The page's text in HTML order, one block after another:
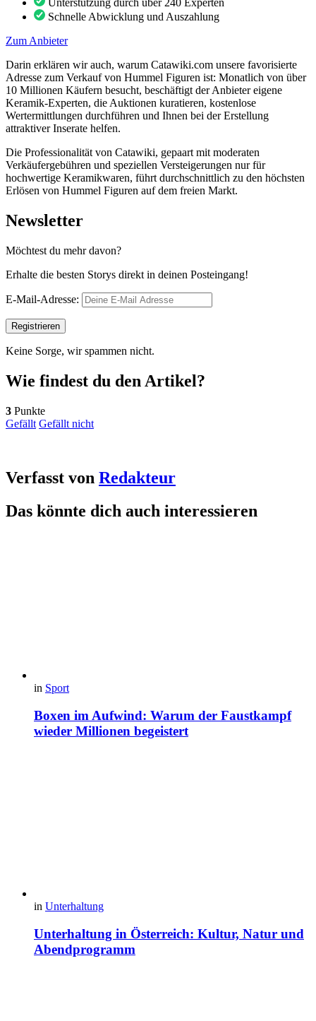
Unterstützung durch über 240 Experten
Schnelle Abwicklung und Auszahlung
Zum Anbieter
Darin erklären wir auch, warum Catawiki.com unsere favorisierte
Adresse zum Verkauf von Hummel Figuren ist: Monatlich von über
10 Millionen Käufern besucht, beschäftigt der Anbieter eigene
Keramik-Experten, die Auktionen kuratieren, kostenlose
Wertermittlungen durchführen und Ihnen bei der Erstellung
attraktiver Inserate helfen.
Die Professionalität von Catawiki, gepaart mit moderaten
Verkäufergebühren und speziellen Versteigerungen nur für
hochwertige Keramikwaren, führt durchschnittlich zu den höchsten
Erlösen von Hummel Figuren auf dem freien Markt.
Newsletter
Möchtest du mehr davon?
Erhalte die besten Storys direkt in deinen Posteingang!
E-Mail-Adresse:
Keine Sorge, wir spammen nicht.
Wie findest du den Artikel?
3 Punkte
Gefällt Gefällt nicht
Verfasst von Redakteur
Das könnte dich auch interessieren
in Sport
Boxen im Aufwind: Warum der Faustkampf
wieder Millionen begeistert
in Unterhaltung
Unterhaltung in Österreich: Kultur, Natur und
Abendprogramm